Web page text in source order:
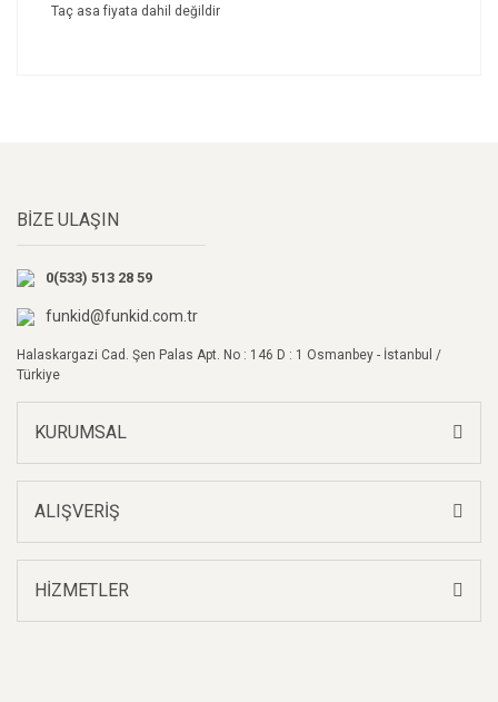
Taç asa fiyata dahil değildir
Ürün açıklamasında eksik bilgiler bulunuyor.
Ürün bilgilerinde hatalar bulunuyor.
Ürün fiyatı diğer sitelerden daha pahalı.
Bu ürüne benzer farklı alternatifler olmalı.
BİZE ULAŞIN
0(533) 513 28 59
funkid@funkid.com.tr
Halaskargazi Cad. Şen Palas Apt. No : 146 D : 1 Osmanbey - İstanbul /
Türkiye
KURUMSAL
ALIŞVERİŞ
HİZMETLER